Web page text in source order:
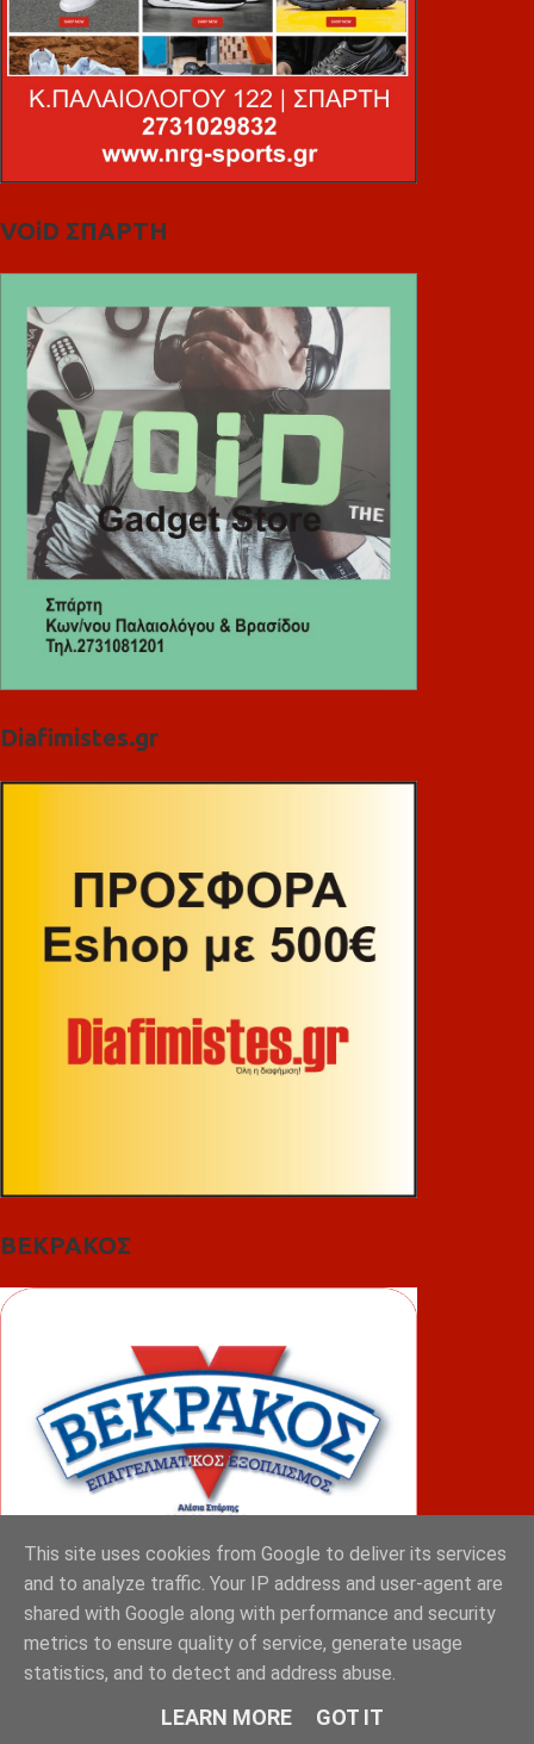
VOiD ΣΠΑΡΤΗ
Diafimistes.gr
ΒΕΚΡΑΚΟΣ
ΦΟΥΝΤΑΣ
This site uses cookies from Google to deliver its services
and to analyze traffic. Your IP address and user-agent are
shared with Google along with performance and security
metrics to ensure quality of service, generate usage
statistics, and to detect and address abuse.
LEARN MORE GOT IT